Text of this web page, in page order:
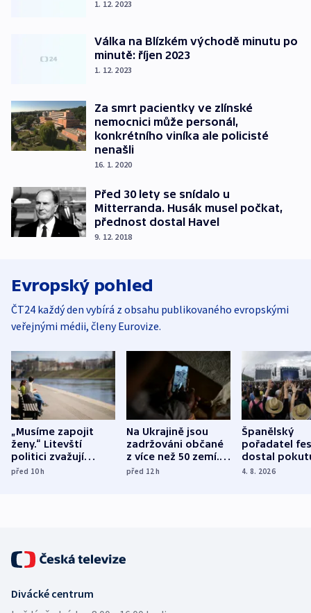
1. 12. 2023
Válka na Blízkém východě minutu po
minutě: říjen 2023
1. 12. 2023
Za smrt pacientky ve zlínské
nemocnici může personál,
konkrétního viníka ale policisté
nenašli
16. 1. 2020
Před 30 lety se snídalo u
Mitterranda. Husák musel počkat,
přednost dostal Havel
9. 12. 2018
Evropský pohled
ČT24 každý den vybírá z obsahu publikovaného evropskými
veřejnými médii, členy Eurovize.
„Musíme zapojit
ženy.“ Litevští
politici zvažují
dohodu o
před 10h
Na Ukrajině jsou
zadržováni občané
z více než 50 zemí.
Bojovali na straně
před 12h
Španělský
pořadatel
dostal
nekalé
4. 8. 2026
Divácké centrum